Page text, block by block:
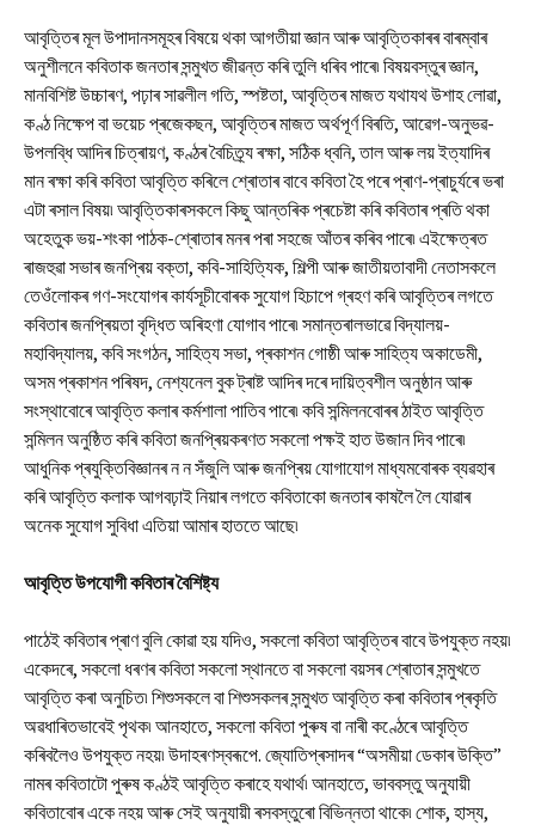
আবৃত্তিৰ মূল উপাদানসমূহৰ বিষয়ে থকা আগতীয়া জ্ঞান আৰু আবৃত্তিকাৰৰ বাৰম্বাৰ
অনুশীলনে কবিতাক জনতাৰ সন্মুখত জীৱন্ত কৰি তুলি ধৰিব পাৰে৷ বিষয়বস্তুৰ জ্ঞান,
মানবিশিষ্ট উচ্চাৰণ, পঢ়াৰ সাৱলীল গতি, স্পষ্টতা, আবৃত্তিৰ মাজত যথাযথ উশাহ লোৱা,
কণ্ঠ নিক্ষেপ বা ভয়েচ প্ৰজেকছন, আবৃত্তিৰ মাজত অৰ্থপূৰ্ণ বিৰতি, আৱেগ-অনুভৱ-
উপলব্ধি আদিৰ চিত্ৰায়ণ, কণ্ঠৰ বৈচিত্ৰ্য ৰক্ষা, সঠিক ধ্বনি, তাল আৰু লয় ইত্যাদিৰ
মান ৰক্ষা কৰি কবিতা আবৃত্তি কৰিলে শ্ৰোতাৰ বাবে কবিতা হৈ পৰে প্ৰাণ-প্ৰাচুৰ্যৰে ভৰা
এটা ৰসাল বিষয়৷ আবৃত্তিকাৰসকলে কিছু আন্তৰিক প্ৰচেষ্টা কৰি কবিতাৰ প্ৰতি থকা
অহেতুক ভয়-শংকা পাঠক-শ্ৰোতাৰ মনৰ পৰা সহজে আঁতৰ কৰিব পাৰে৷ এইক্ষেত্ৰত
ৰাজহুৱা সভাৰ জনপ্ৰিয় বক্তা, কবি-সাহিত্যিক, শিল্পী আৰু জাতীয়তাবাদী নেতাসকলে
তেওঁলোকৰ গণ-সংযোগৰ কাৰ্যসূচীবোৰক সুযোগ হিচাপে গ্ৰহণ কৰি আবৃত্তিৰ লগতে
কবিতাৰ জনপ্ৰিয়তা বৃদ্ধিত অৰিহণা যোগাব পাৰে৷ সমান্তৰালভাৱে বিদ্যালয়-
মহাবিদ্যালয়, কবি সংগঠন, সাহিত্য সভা, প্ৰকাশন গোষ্ঠী আৰু সাহিত্য অকাডেমী,
অসম প্ৰকাশন পৰিষদ, নেশ্যনেল বুক ট্ৰাষ্ট আদিৰ দৰে দায়িত্বশীল অনুষ্ঠান আৰু
সংস্থাবোৰে আবৃত্তি কলাৰ কৰ্মশালা পাতিব পাৰে৷ কবি সন্মিলনবোৰৰ ঠাইত আবৃত্তি
সন্মিলন অনুষ্ঠিত কৰি কবিতা জনপ্ৰিয়কৰণত সকলো পক্ষই হাত উজান দিব পাৰে৷
আধুনিক প্ৰযুক্তিবিজ্ঞানৰ ন ন সঁজুলি আৰু জনপ্ৰিয় যোগাযোগ মাধ্যমবোৰক ব্যৱহাৰ
কৰি আবৃত্তি কলাক আগবঢ়াই নিয়াৰ লগতে কবিতাকো জনতাৰ কাষলৈ লৈ যোৱাৰ
অনেক সুযোগ সুবিধা এতিয়া আমাৰ হাততে আছে৷
আবৃত্তি উপযোগী কবিতাৰ বৈশিষ্ট্য
পাঠেই কবিতাৰ প্ৰাণ বুলি কোৱা হয় যদিও, সকলো কবিতা আবৃত্তিৰ বাবে উপযুক্ত নহয়৷
একেদৰে, সকলো ধৰণৰ কবিতা সকলো স্থানতে বা সকলো বয়সৰ শ্ৰোতাৰ সন্মুখতে
আবৃত্তি কৰা অনুচিত৷ শিশুসকলে বা শিশুসকলৰ সন্মুখত আবৃত্তি কৰা কবিতাৰ প্ৰকৃতি
অৱধাৰিতভাবেই পৃথক৷ আনহাতে, সকলো কবিতা পুৰুষ বা নাৰী কণ্ঠেৰে আবৃত্তি
কৰিবলৈও উপযুক্ত নহয়৷ উদাহৰণস্বৰূপে. জ্যোতিপ্ৰসাদৰ “অসমীয়া ডেকাৰ উক্তি”
নামৰ কবিতাটো পুৰুষ কণ্ঠই আবৃত্তি কৰাহে যথাৰ্থ৷ আনহাতে, ভাববস্তু অনুযায়ী
কবিতাবোৰ একে নহয় আৰু সেই অনুযায়ী ৰসবস্তুৰো বিভিন্নতা থাকে৷ শোক, হাস্য,